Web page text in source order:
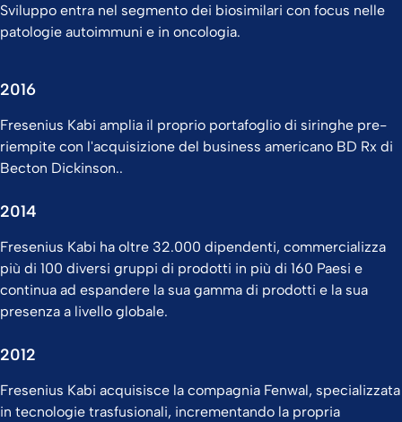
Sviluppo entra nel segmento dei biosimilari con focus nelle
patologie autoimmuni e in oncologia.
2016
Fresenius Kabi amplia il proprio portafoglio di siringhe pre-
riempite con l'acquisizione del business americano BD Rx di
Becton Dickinson..
2014
Fresenius Kabi ha oltre 32.000 dipendenti, commercializza
più di 100 diversi gruppi di prodotti in più di 160 Paesi e
continua ad espandere la sua gamma di prodotti e la sua
presenza a livello globale.
2012
Fresenius Kabi acquisisce la compagnia Fenwal, specializzata
in tecnologie trasfusionali, incrementando la propria